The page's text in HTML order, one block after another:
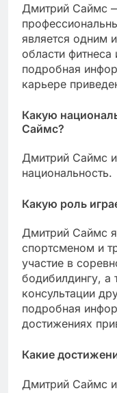
Дмитрий Саймс
является одним
области
подробная
карьере
Какую
Саймс?
Дмитрий Саймс
национальность.
Какую роль
Дмитрий Саймс
спортсменом и
участие в
бодибилдингу,
консультации
подробная
достижениях
Какие
Дмитрий Саймс